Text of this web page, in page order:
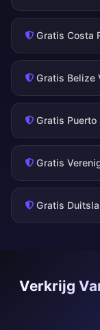
Gratis Costa
Gratis Belize
Gratis Puerto
Gratis
Gratis
Verkrijg